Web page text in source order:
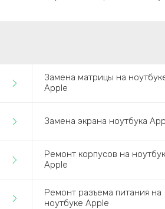
Замена матрицы на
Apple
Замена экрана ноутбука
Ремонт корпусов на
Apple
Ремонт разъема питания на
ноутбуке Apple